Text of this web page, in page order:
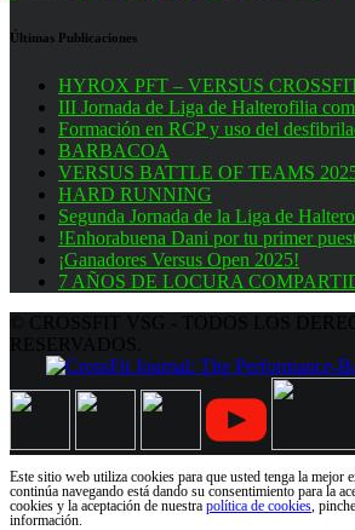
Últimas Publicaciones
HYROX PFT – VERSUS
III Jornada de Liga de Halterofilia
Formación en RCP y uso del
BARBACOA
VERSUS BATTLE OF TEAMS
HARD RUNNING
Segunda Jornada de la Liga de
!Enhorabuena Dani por tu primer
¡Ganadores Versus Open 2025!
7 AÑOS DE LOCURA
Este sitio web utiliza cookies para que usted tenga la mejor
continúa navegando está dando su consentimiento para la
cookies y la aceptación de nuestra política de cookies,
información.